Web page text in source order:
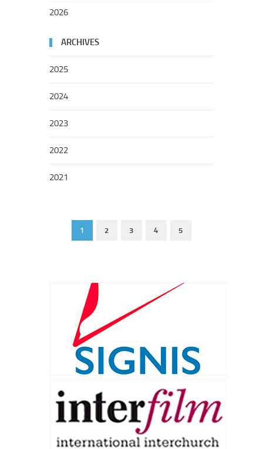
2026
ARCHIVES
2025
2024
2023
2022
2021
1 2 3 4 5